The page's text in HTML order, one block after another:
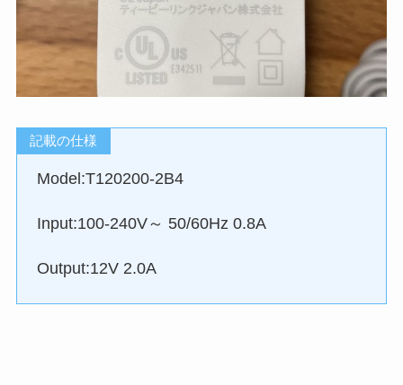
記載の仕様
Model:T120200-2B4
Input:100-240V～ 50/60Hz 0.8A
Output:12V 2.0A